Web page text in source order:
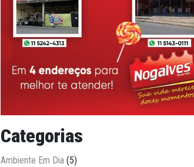
Categorias
Ambiente Em Dia (5)